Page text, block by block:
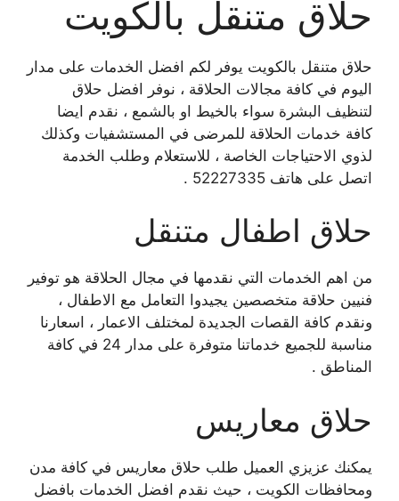
حلاق متنقل بالكويت
حلاق متنقل بالكويت يوفر لكم افضل الخدمات على مدار
اليوم في كافة مجالات الحلاقة ، نوفر افضل حلاق
لتنظيف البشرة سواء بالخيط او بالشمع ، نقدم ايضا
كافة خدمات الحلاقة للمرضى في المستشفيات وكذلك
لذوي الاحتياجات الخاصة ، للاستعلام وطلب الخدمة
اتصل على هاتف 52227335 .
حلاق اطفال متنقل
من اهم الخدمات التي نقدمها في مجال الحلاقة هو توفير
فنيين حلاقة متخصصين يجيدوا التعامل مع الاطفال ،
ونقدم كافة القصات الجديدة لمختلف الاعمار ، اسعارنا
مناسبة للجميع خدماتنا متوفرة على مدار 24 في كافة
المناطق .
حلاق معاريس
يمكنك عزيزي العميل طلب حلاق معاريس في كافة مدن
ومحافظات الكويت ، حيث نقدم افضل الخدمات بافضل